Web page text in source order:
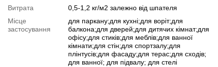
Витрата
0,5-1,2 кг/м2 залежно від шпателя
Місце
застосування
для паркану;для кухні;для воріт;для
балкона;для дверей;для дитячих кімнат;для
офісу;для стиків;для меблів;для ванної
кімнати;для стін;для спортзалу;для
плінтусів;для фасаду;для терас;для сходів;
для ванної; для підвалу; для стелі